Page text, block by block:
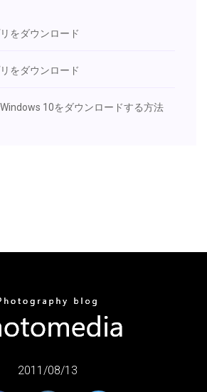
をダウンロード
をダウンロード
10をダウンロードする方法
2011/08/13